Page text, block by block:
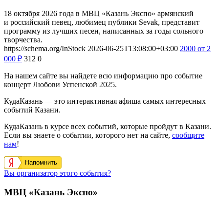
18 октября 2026 года в МВЦ «Казань Экспо» армянский
и российский певец, любимец публики Sevak, представит
программу из лучших песен, написанных за годы сольного
творчества.
https://schema.org/InStock 2026-06-25T13:08:00+03:00 2000 от 2
000 ₽ 312 0
На нашем сайте вы найдете всю информацию про событие
концерт Любови Успенской 2025.
КудаКазань — это интерактивная афиша самых интересных
событий Казани.
КудаКазань в курсе всех событий, которые пройдут в Казани.
Если вы знаете о событии, которого нет на сайте, сообщите
нам!
Напомнить
Вы организатор этого события?
МВЦ «Казань Экспо»